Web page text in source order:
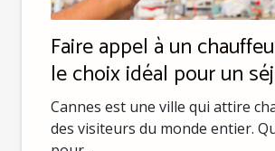
Faire appel à un
le choix idéal pour un
luxe à Cannes
Cannes est une ville qui attire
des visiteurs du monde entier.